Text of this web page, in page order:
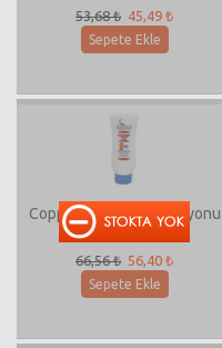
53,68 ₺ 45,49 ₺
Sepete Ekle
Coppertone Güneş Losyonu
Spf 45
66,56 ₺ 56,40 ₺
Sepete Ekle